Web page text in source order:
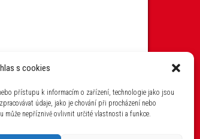
s cookies
přístupu k informacím o zařízení, technologie jako jsou
údaje, jako je chování při procházení nebo
může nepříznivě ovlivnit určité vlastnosti a funkce.